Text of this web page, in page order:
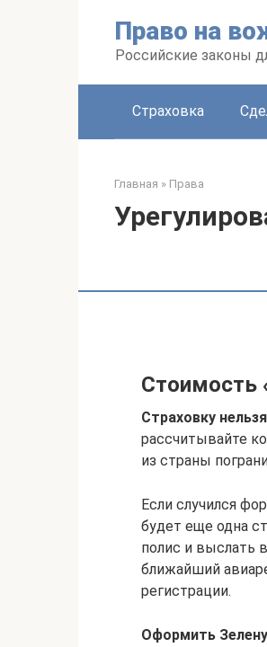
Право на
Российские законы
Страховка
Главная » Права
Стоимость
Страховку
рассчитывайте
из страны
Если случился
будет еще одна
полис и выслать
ближайший
регистрации.
Оформить